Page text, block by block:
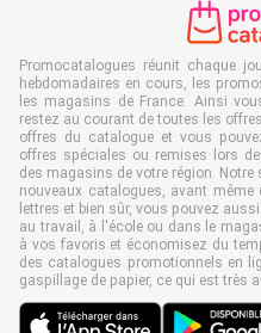
Promocatalogues réunit chaque
hebdomadaires en cours, les
les magasins de France. Ainsi
restez au courant de toutes les
offres du catalogue et vous
offres spéciales ou remises lors
des magasins de votre région.
nouveaux catalogues, avant
lettres et bien sûr, vous pouvez
au travail, à l'école ou dans le
à vos favoris et économisez du
des catalogues promotionnels en
gaspillage de papier, ce qui est très